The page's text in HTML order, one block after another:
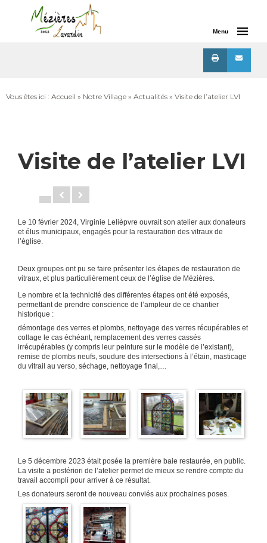
Menu
Vous êtes ici : Accueil » Notre Village » Actualités » Visite de l’atelier LVI
Visite de l’atelier LVI
Le 10 février 2024, Virginie Lelièpvre ouvrait son atelier aux donateurs
et élus municipaux, engagés pour la restauration des vitraux de
l’église.
Deux groupes ont pu se faire présenter les étapes de restauration de
vitraux, et plus particulièrement ceux de l’église de Mézières.
Le nombre et la technicité des différentes étapes ont été exposés,
permettant de prendre conscience de l’ampleur de ce chantier
historique :
démontage des verres et plombs, nettoyage des verres récupérables et
collage le cas échéant, remplacement des verres cassés
irrécupérables (y compris leur peinture sur le modèle de l’existant),
remise de plombs neufs, soudure des intersections à l’étain, masticage
du vitrail au verso, séchage, nettoyage final,…
Le 5 décembre 2023 était posée la première baie restaurée, en public.
La visite a postériori de l’atelier permet de mieux se rendre compte du
travail accompli pour arriver à ce résultat.
Les donateurs seront de nouveau conviés aux prochaines poses.